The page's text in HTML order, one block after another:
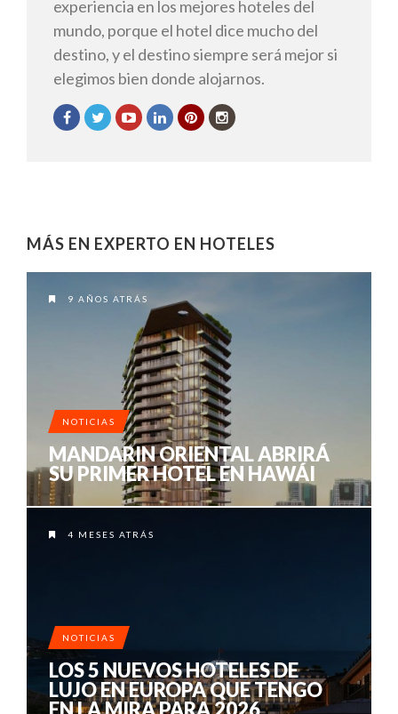
experiencia en los mejores hoteles del
mundo, porque el hotel dice mucho del
destino, y el destino siempre será mejor si
elegimos bien donde alojarnos.
MÁS EN EXPERTO EN HOTELES
9 AÑOS ATRÁS
NOTICIAS
MANDARIN ORIENTAL ABRIRÁ
SU PRIMER HOTEL EN HAWÁI
4 MESES ATRÁS
NOTICIAS
LOS 5 NUEVOS HOTELES DE
LUJO EN EUROPA QUE TENGO
EN LA MIRA PARA 2026